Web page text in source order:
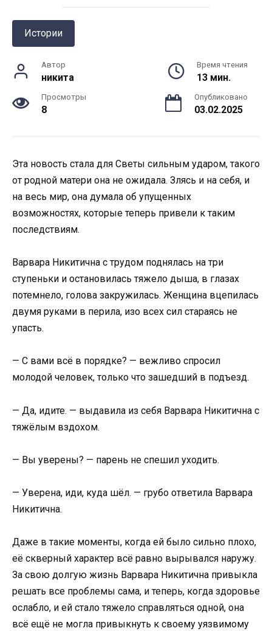
Истории
Автор
никита
Время чтения
13 мин.
Просмотры
8
Опубликовано
03.02.2025
Эта новость стала для Светы сильным ударом, такого
от родной матери она не ожидала. Злясь и на себя, и
на весь мир, она думала об упущенных
возможностях, которые теперь привели к таким
последствиям.
Варвара Никитична с трудом поднялась на три
ступеньки и остановилась тяжело дыша, в глазах
потемнело, голова закружилась. Женщина вцепилась
двумя руками в перила, изо всех сил стараясь не
упасть.
— С вами всё в порядке? — вежливо спросил
молодой человек, только что зашедший в подъезд.
— Да, идите. — выдавила из себя Варвара Никитична с
тяжёлым вздохом.
— Вы уверены? — парень не спешил уходить.
— Уверена, иди, куда шёл. — грубо ответила Варвара
Никитична.
Даже в такие моменты, когда ей было сильно плохо,
её скверный характер всё равно вырывался наружу.
За свою долгую жизнь Варвара Никитична привыкла
решать все проблемы сама, и теперь, когда здоровье
ослабло, и ей стало тяжело справляться одной, она
всё ещё не могла привыкнуть к своему уязвимому